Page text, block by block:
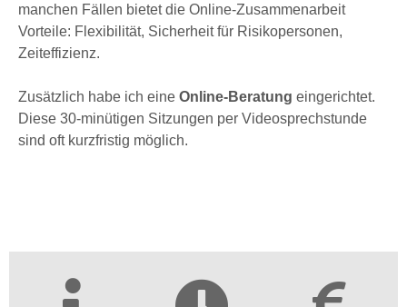
manchen Fällen bietet die Online-Zusammenarbeit
Vorteile: Flexibilität, Sicherheit für Risikopersonen,
Zeiteffizienz.
Zusätzlich habe ich eine Online-Beratung eingerichtet.
Diese 30-minütigen Sitzungen per Videosprechstunde
sind oft kurzfristig möglich.